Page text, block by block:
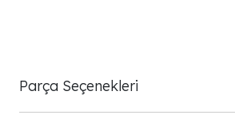
Parça Seçenekleri